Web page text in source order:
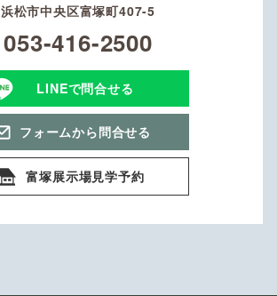
浜松市中央区富塚町407-5
053-416-2500
LINEで問合せる
フォームから問合せる
富塚展示場見学予約